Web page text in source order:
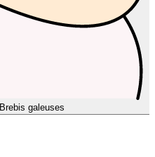
Brebis galeuses